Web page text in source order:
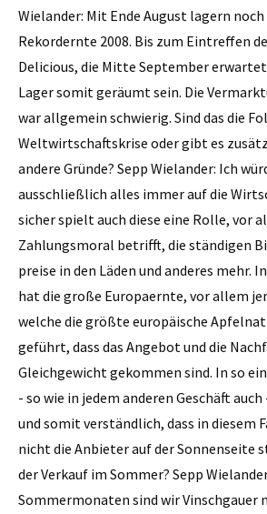
Wielander: Mit Ende August lagern noch
Rekordernte 2008. Bis zum Eintreffen
Delicious, die Mitte September
Lager somit geräumt sein. Die
war allgemein schwierig. Sind das die
Weltwirtschaftskrise oder gibt es
andere Gründe? Sepp Wielander: Ich
ausschließlich alles immer auf die
sicher spielt auch diese eine Rolle, vor
Zahlungsmoral betrifft, die ständigen
preise in den Läden und anderes mehr.
hat die große Europaernte, vor allem
welche die größte europäische
geführt, dass das Angebot und die
Gleichgewicht gekommen sind. In so
- so wie in jedem anderen Geschäft
und somit verständlich, dass in diesem
nicht die Anbieter auf der Sonnenseite
der Verkauf im Sommer? Sepp
Sommermonaten sind wir Vinschgauer